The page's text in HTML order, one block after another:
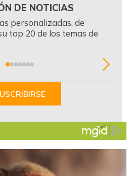
DE NOTICIAS
personalizadas, de
top 20 de los temas de